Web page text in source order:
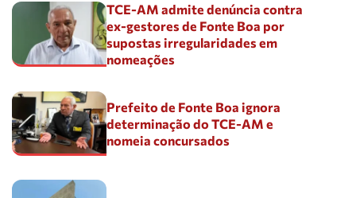
TCE-AM admite denúncia contra
ex-gestores de Fonte Boa por
supostas irregularidades em
nomeações
Prefeito de Fonte Boa ignora
determinação do TCE-AM e
nomeia concursados